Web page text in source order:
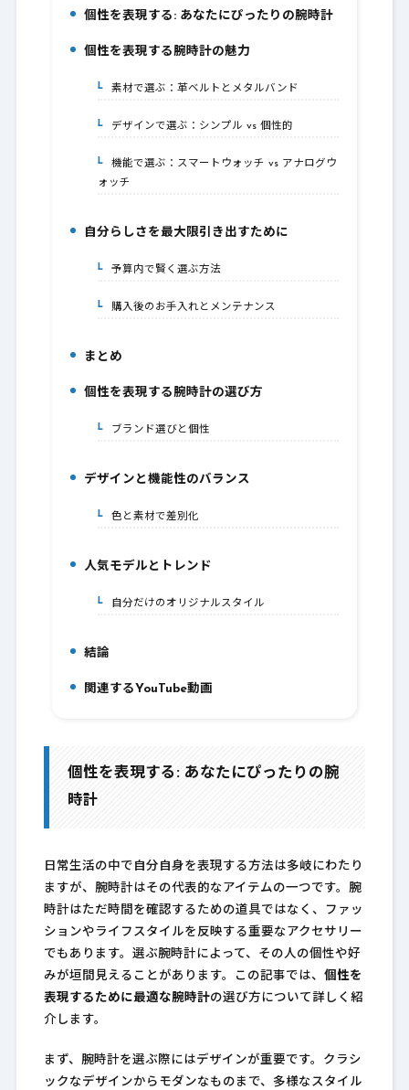
個性を表現する: あなたにぴったりの腕時計
2.個性を表現する腕時計の魅力
2-1.素材で選ぶ：革ベルトとメタルバンド
2-2.デザインで選ぶ：シンプル vs 個性的
2-3.機能で選ぶ：スマートウォッチ vs アナログウ
ォッチ
自分らしさを最大限引き出すために
3-1.予算内で賢く選ぶ方法
3-2.購入後のお手入れとメンテナンス
まとめ
個性を表現する腕時計の選び方
5-1.ブランド選びと個性
デザインと機能性のバランス
6-1.色と素材で差別化
人気モデルとトレンド
7-1.自分だけのオリジナルスタイル
8.結論
9.関連するYouTube動画
個性を表現する: あなたにぴったりの腕
時計
日常生活の中で自分自身を表現する方法は多岐にわたり
ますが、腕時計はその代表的なアイテムの一つです。腕
時計はただ時間を確認するための道具ではなく、ファッ
ションやライフスタイルを反映する重要なアクセサリー
でもあります。選ぶ腕時計によって、その人の個性や好
みが垣間見えることがあります。この記事では、 個性を
表現するために最適な腕時計の選び方について詳しく紹
介します。
まず、腕時計を選ぶ際にはデザインが重要です。クラシ
ックなデザインからモダンなものまで、多様なスタイル